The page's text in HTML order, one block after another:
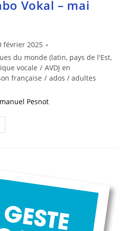
Vokal – mai
février 2025
du monde (latin, pays de l'Est,
vocale / AVDJ en
française / ados / adultes
Pesnot